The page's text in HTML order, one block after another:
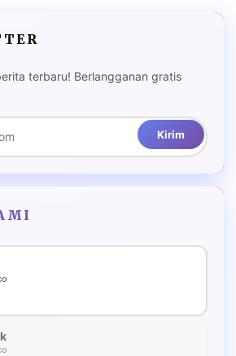
terbaru! Berlangganan gratis
Kirim